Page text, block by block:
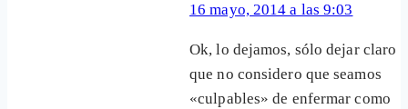
16 mayo, 2014 a las 9:03
Ok, lo dejamos, sólo dejar claro
que no considero que seamos
«culpables» de enfermar como